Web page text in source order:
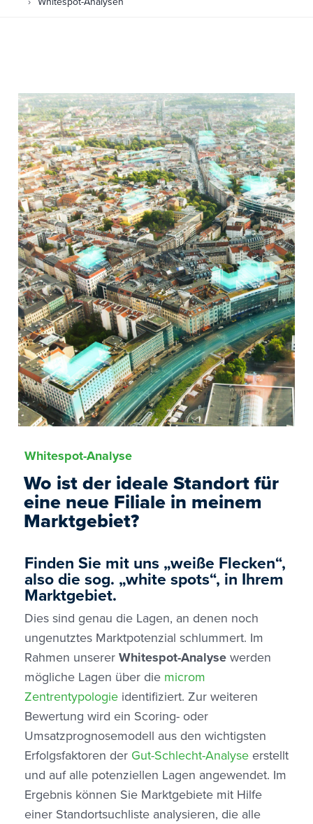
Whitespot-Analyse
Wo ist der ideale Standort für
eine neue Filiale in meinem
Marktgebiet?
Finden Sie mit uns „weiße Flecken“,
also die sog. „white spots“, in Ihrem
Marktgebiet.
Dies sind genau die Lagen, an denen noch
ungenutztes Marktpotenzial schlummert. Im
Rahmen unserer Whitespot-Analyse werden
mögliche Lagen über die microm
Zentrentypologie identifiziert. Zur weiteren
Bewertung wird ein Scoring- oder
Umsatzprognosemodell aus den wichtigsten
Erfolgsfaktoren der Gut-Schlecht-Analyse erstellt
und auf alle potenziellen Lagen angewendet. Im
Ergebnis können Sie Marktgebiete mit Hilfe
einer Standortsuchliste analysieren, die alle